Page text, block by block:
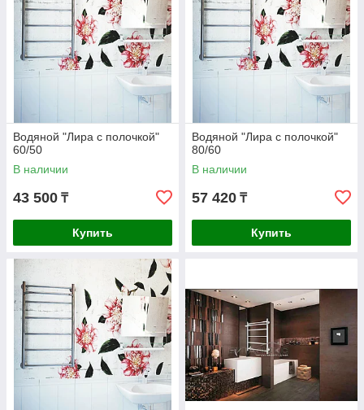
Водяной "Лира с полочкой"
60/50
В наличии
43 500 ₸
Купить
Водяной "Лира с полочкой"
80/60
В наличии
57 420 ₸
Купить